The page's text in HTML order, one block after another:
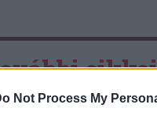
Not Process My
cikkei